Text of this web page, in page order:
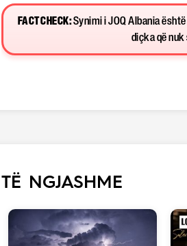
FACT CHECK:Synimi i JOQ Albania
diçka që nuk
TË NGJASHME